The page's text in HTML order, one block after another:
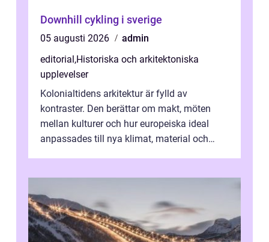
Downhill cykling i sverige
05 augusti 2026
admin
editorial,Historiska och arkitektoniska
upplevelser
Kolonialtidens arkitektur är fylld av
kontraster. Den berättar om makt, möten
mellan kulturer och hur europeiska ideal
anpassades till nya klimat, material och